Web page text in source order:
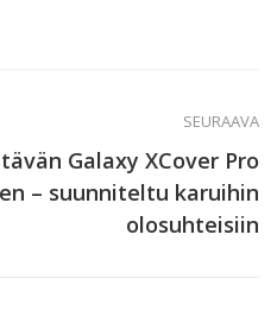
SEURAAVA
Galaxy XCover Pro
– suunniteltu karuihin
olosuhteisiin